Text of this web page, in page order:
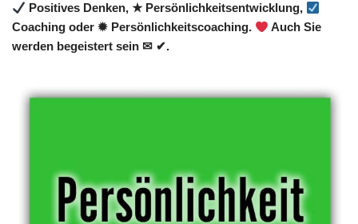
Positives Denken, ★ Persönlichkeitsentwicklung,
Coaching oder ✹ Persönlichkeitscoaching.
Auch Sie
werden begeistert sein ✉ ✔.